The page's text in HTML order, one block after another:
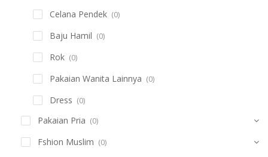
Celana Pendek (0)
Baju Hamil (0)
Rok (0)
Pakaian Wanita Lainnya (0)
Dress (0)
Pakaian Pria (0)
Fshion Muslim (0)